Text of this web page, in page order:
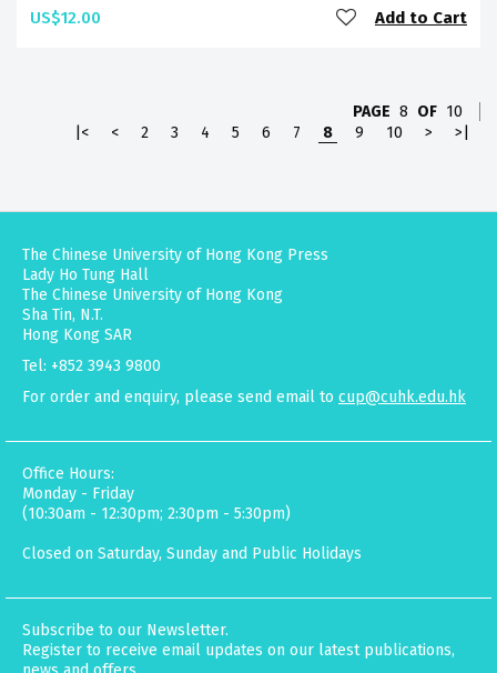
US$12.00 Add to Cart
PAGE 8 OF 10
|<
< 2 3 4 5 6 7 8 9 10 > >|
The Chinese University of Hong Kong Press
Lady Ho Tung Hall
The Chinese University of Hong Kong
Sha Tin, N.T.
Hong Kong SAR
Tel: +852 3943 9800
For order and enquiry, please send email to cup@cuhk.edu.hk
Office Hours:
Monday - Friday
(10:30am - 12:30pm; 2:30pm - 5:30pm)
Closed on Saturday, Sunday and Public Holidays
Subscribe to our Newsletter.
Register to receive email updates on our latest publications,